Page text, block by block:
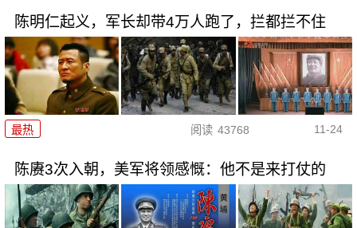
陈明仁起义，军长却带4万人跑了，拦都拦不住
最热 阅读 43768 11-24
陈赓3次入朝，美军将领感慨：他不是来打仗的